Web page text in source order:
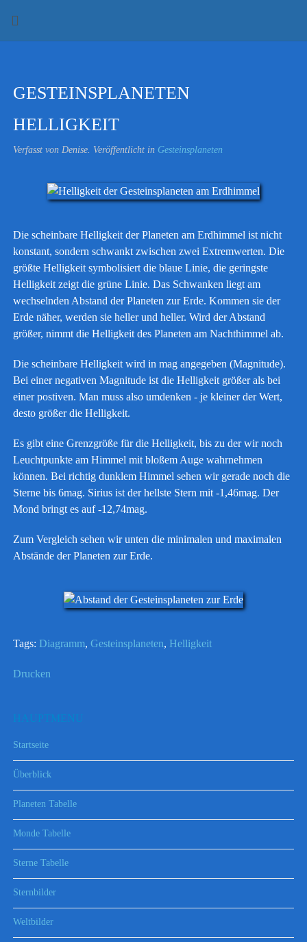
GESTEINSPLANETEN
HELLIGKEIT
Verfasst von Denise. Veröffentlicht in Gesteinsplaneten
Die scheinbare Helligkeit der Planeten am Erdhimmel ist nicht
konstant, sondern schwankt zwischen zwei Extremwerten. Die
größte Helligkeit symbolisiert die blaue Linie, die geringste
Helligkeit zeigt die grüne Linie. Das Schwanken liegt am
wechselnden Abstand der Planeten zur Erde. Kommen sie der
Erde näher, werden sie heller und heller. Wird der Abstand
größer, nimmt die Helligkeit des Planeten am Nachthimmel ab.
Die scheinbare Helligkeit wird in mag angegeben (Magnitude).
Bei einer negativen Magnitude ist die Helligkeit größer als bei
einer postiven. Man muss also umdenken - je kleiner der Wert,
desto größer die Helligkeit.
Es gibt eine Grenzgröße für die Helligkeit, bis zu der wir noch
Leuchtpunkte am Himmel mit bloßem Auge wahrnehmen
können. Bei richtig dunklem Himmel sehen wir gerade noch die
Sterne bis 6mag. Sirius ist der hellste Stern mit -1,46mag. Der
Mond bringt es auf -12,74mag.
Zum Vergleich sehen wir unten die minimalen und maximalen
Abstände der Planeten zur Erde.
Tags: Diagramm,Gesteinsplaneten, Helligkeit
Drucken
HAUPTMENU
Startseite
Überblick
Planeten Tabelle
Monde Tabelle
Sterne Tabelle
Sternbilder
Weltbilder